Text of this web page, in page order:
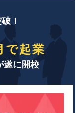
！
で起業
遂に開校